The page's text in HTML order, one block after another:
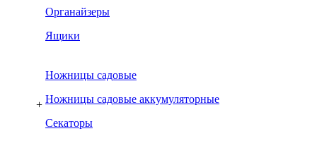
Органайзеры
Ящики
+
Ножницы садовые
Ножницы садовые аккумуляторные
Секаторы